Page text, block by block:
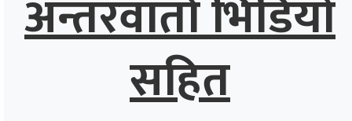
अन्तरवार्ता भिडियो
सहित